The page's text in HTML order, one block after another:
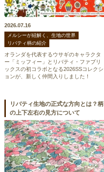
2026.07.16
メルシーが紐解く、生地の世界
リバティ柄の紹介
オランダを代表するウサギのキャラクタ
ー「ミッフィー」とリバティ・ファブリ
ックスの初コラボとなる2026SSコレクシ
ョンが、新しく仲間入りしました！
リバティ生地の正式な方向とは？柄
の上下左右の見方について